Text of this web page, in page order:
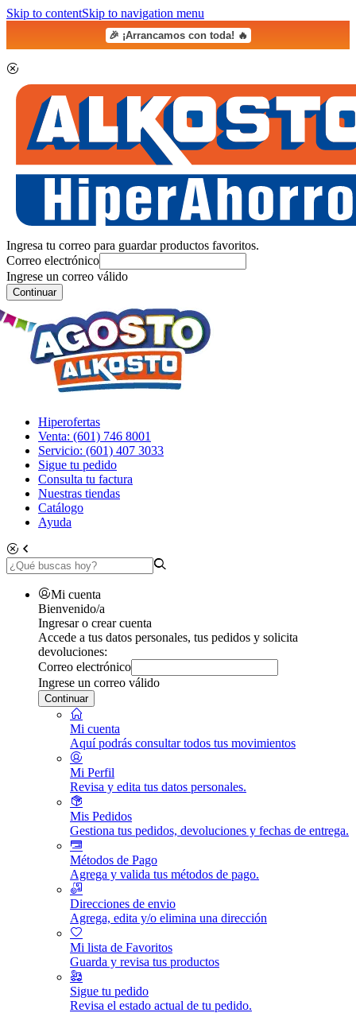
Skip to contentSkip to navigation menu
🎉 ¡Arrancamos con toda! 🔥
Ingresa tu correo para guardar productos favoritos.
Correo electrónico
Ingrese un correo válido
Continuar
Hiperofertas
Venta: (601) 746 8001
Servicio: (601) 407 3033
Sigue tu pedido
Consulta tu factura
Nuestras tiendas
Catálogo
Ayuda
Mi cuenta
Bienvenido/a
Ingresar o crear cuenta
Accede a tus datos personales, tus pedidos y solicita
devoluciones:
Correo electrónico
Ingrese un correo válido
Continuar
Mi cuenta
Aquí podrás consultar todos tus movimientos
Mi Perfil
Revisa y edita tus datos personales.
Mis Pedidos
Gestiona tus pedidos, devoluciones y fechas de entrega.
Métodos de Pago
Agrega y valida tus métodos de pago.
Direcciones de envio
Agrega, edita y/o elimina una dirección
Mi lista de Favoritos
Guarda y revisa tus productos
Sigue tu pedido
Revisa el estado actual de tu pedido.